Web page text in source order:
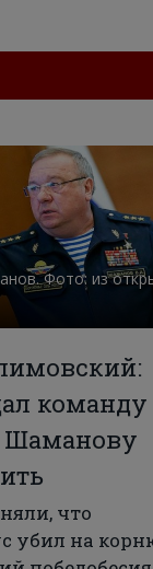
Фото: из
команду
Шаманову
что
убил на